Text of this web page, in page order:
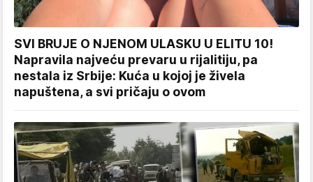
SVI BRUJE O NJENOM ULASKU U ELITU 10!
Napravila najveću prevaru u rijalitiju, pa
nestala iz Srbije: Kuća u kojoj je živela
napuštena, a svi pričaju o ovom